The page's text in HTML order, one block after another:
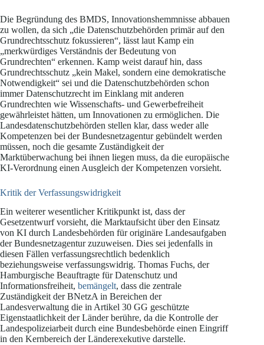
Die Begründung des BMDS, Innovationshemmnisse abbauen
zu wollen, da sich „die Datenschutzbehörden primär auf den
Grundrechtsschutz fokussieren“, lässt laut Kamp ein
„merkwürdiges Verständnis der Bedeutung von
Grundrechten“ erkennen. Kamp weist darauf hin, dass
Grundrechtsschutz „kein Makel, sondern eine demokratische
Notwendigkeit“ sei und die Datenschutzbehörden schon
immer Datenschutzrecht im Einklang mit anderen
Grundrechten wie Wissenschafts- und Gewerbefreiheit
gewährleistet hätten, um Innovationen zu ermöglichen. Die
Landesdatenschutzbehörden stellen klar, dass weder alle
Kompetenzen bei der Bundesnetzagentur gebündelt werden
müssen, noch die gesamte Zuständigkeit der
Marktüberwachung bei ihnen liegen muss, da die europäische
KI-Verordnung einen Ausgleich der Kompetenzen vorsieht.
Kritik der Verfassungswidrigkeit
Ein weiterer wesentlicher Kritikpunkt ist, dass der
Gesetzentwurf vorsieht, die Marktaufsicht über den Einsatz
von KI durch Landesbehörden für originäre Landesaufgaben
der Bundesnetzagentur zuzuweisen. Dies sei jedenfalls in
diesen Fällen verfassungsrechtlich bedenklich
beziehungsweise verfassungswidrig. Thomas Fuchs, der
Hamburgische Beauftragte für Datenschutz und
Informationsfreiheit, bemängelt, dass die zentrale
Zuständigkeit der BNetzA in Bereichen der
Landesverwaltung die in Artikel 30 GG geschützte
Eigenstaatlichkeit der Länder berühre, da die Kontrolle der
Landespolizeiarbeit durch eine Bundesbehörde einen Eingriff
in den Kernbereich der Länderexekutive darstelle.